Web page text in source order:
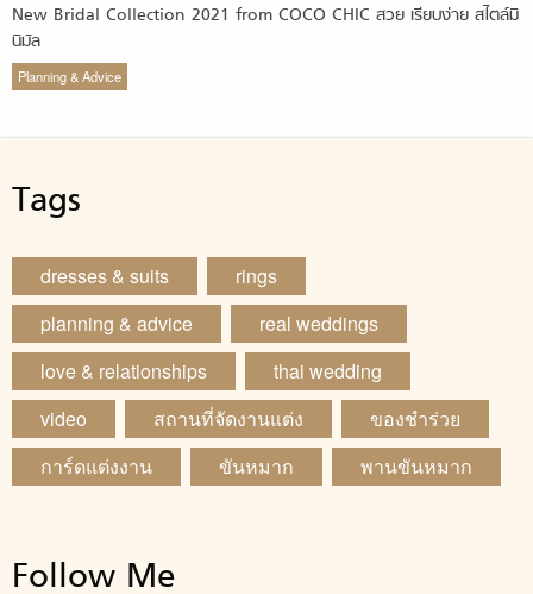
New Bridal Collection 2021 from COCO CHIC สวย เรียบง่าย สไตล์มิ
นิมัล
Planning & Advice
Tags
dresses & suits
rings
planning & advice
real weddings
love & relationships
thai wedding
video
สถานที่จัดงานแต่ง
ของชำร่วย
การ์ดแต่งงาน
ขันหมาก พานขันหมาก
Follow Me